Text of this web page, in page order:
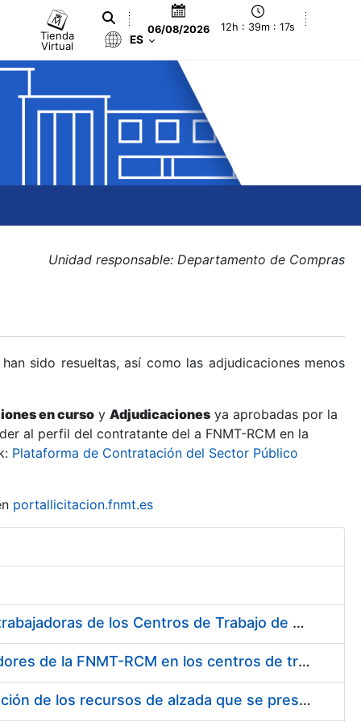
Tienda
Virtual
06/08/2026 12h : 39m : 17s
ES
Unidad responsable: Departamento de Compras
sido resueltas, así como las adjudicaciones menos
en curso y Adjudicaciones ya aprobadas por la
al perfil del contratante del a FNMT-RCM en la
Plataforma de Contratación del Sector Público
portallicitacion.fnmt.es
Suministro de Protectores Auditivos a medida para las personas trabajadoras de los Centros de Trabajo de Madrid y Burgos
Suministro de gafas graduadas antiproyecciones para los trabajadores de la FNMT-RCM en los centros de trabajo de Madrid y Burgos
Servicios de una empresa externa para el asesoramiento y resolución de los recursos de alzada que se presentan relacionados con procesos de selección para la FNMT-RCM